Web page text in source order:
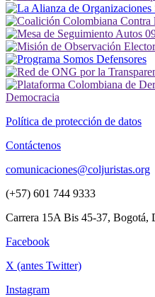
Política de protección de datos
Contáctenos
comunicaciones@coljuristas.org
(+57) 601 744 9333
Carrera 15A Bis 45-37, Bogotá,
Facebook
X (antes Twitter)
Instagram